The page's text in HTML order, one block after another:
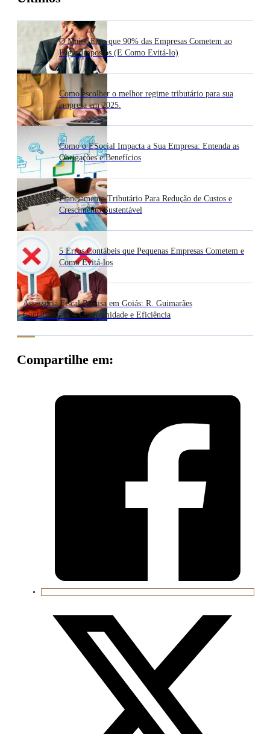
O Maior Erro que 90% das Empresas Cometem ao
Pagar Impostos (E Como Evitá-lo)
Como escolher o melhor regime tributário para sua
empresa em 2025.
Como o ESocial Impacta a Sua Empresa: Entenda as
Obrigações e Benefícios
Planejamento Tributário Para Redução de Custos e
Crescimento Sustentável
5 Erros Contábeis que Pequenas Empresas Cometem e
Como Evitá-los
Assessoria Fiscal Precisa em Goiás: R. Guimarães
Contabilidade – Conformidade e Eficiência
Compartilhe em: